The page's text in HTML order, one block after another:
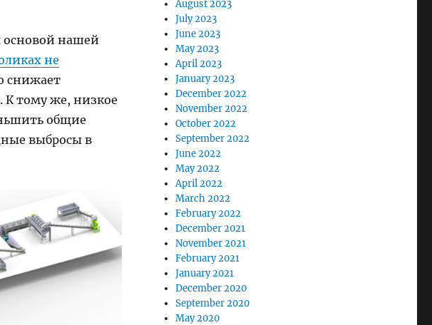
основой нашей
не
снижает
К тому же, низкое
общие
выбросы в
August 2023
July 2023
June 2023
May 2023
April 2023
January 2023
December 2022
November 2022
October 2022
September 2022
June 2022
May 2022
April 2022
March 2022
February 2022
December 2021
November 2021
February 2021
January 2021
December 2020
September 2020
May 2020